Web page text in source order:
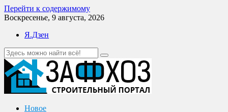
Перейти к содержимому
Воскресенье, 9 августа, 2026
Я.Дзен
Новое